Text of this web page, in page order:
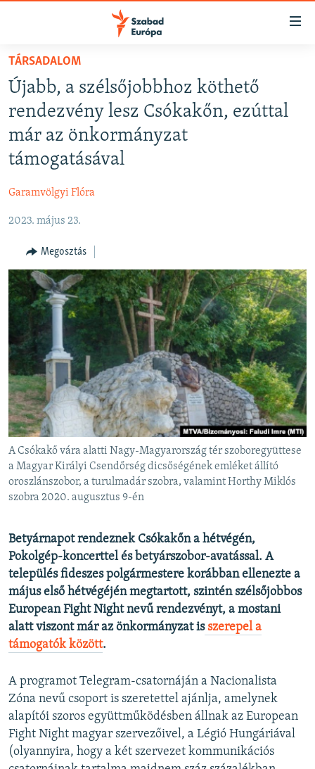
Akadálymentes
Ugrás
oldalra
Ugrás
tartalomjegyzékre
keresésre
NAPIRENDEN
AKTUÁLIS
PODCASTOK
VIDEÓK
SZABADON
TÁRSADALOM
DEMOKRÁCIA
A PÉNZ NYOMÁBAN
EURÓPAI UNIÓ
VILÁG
KLÍMAVÁLTOZÁS
A MÚLT TANULSÁGAI
TÁRSADALOM
Újabb, a szélsőjobbhoz köthető
rendezvény lesz Csókakőn, ezúttal
már az önkormányzat
támogatásával
Garamvölgyi Flóra
2023. május 23.
Megosztás
A Csókakő vára alatti Nagy-Magyarország tér szoboregyüttese
a Magyar Királyi Csendőrség dicsőségének emléket állító
oroszlánszobor, a turulmadár szobra, valamint Horthy Miklós
szobra 2020. augusztus 9-én
Betyárnapot rendeznek Csókakőn a hétvégén,
Pokolgép-koncerttel és betyárszobor-avatással. A
település fideszes polgármestere korábban ellenezte a
május első hétvégéjén megtartott, szintén szélsőjobbos
European Fight Night nevű rendezvényt, a mostani
alatt viszont már az önkormányzat isszerepel a
támogatók között.
A programot Telegram-csatornáján a Nacionalista
Zóna nevű csoport is szeretettel ajánlja, amelynek
alapítói szoros együttműködésben állnak az European
Fight Night magyar szervezőivel, a Légió Hungáriával
(olyannyira, hogy a két szervezet kommunikációs
FELIRATKOZÁS